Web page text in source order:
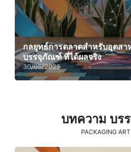
กลยุทธ์การตลาดสำหรับอุตส
บรรจุภัณฑ์ ที่ได้ผลจริง
30/05/2025
บทความ บ
PACKAGING